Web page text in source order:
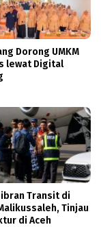
Dorong UMKM
lewat Digital
Transit di
Tinjau
di Aceh